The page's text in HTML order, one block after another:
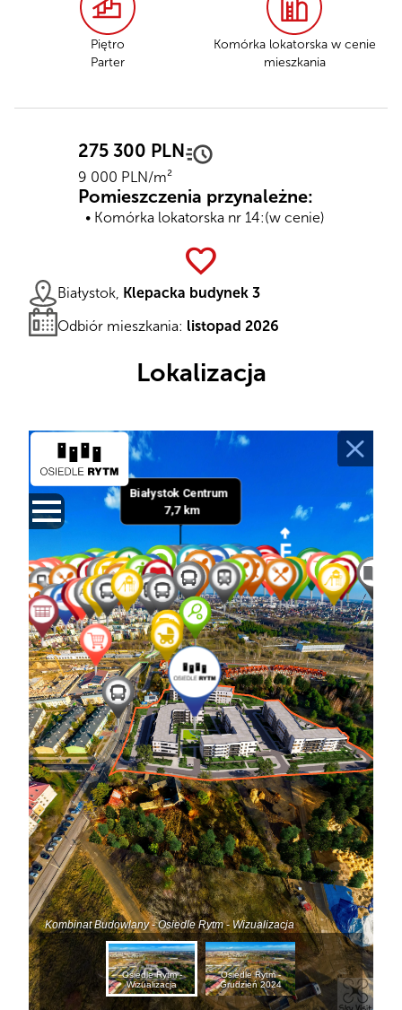
Piętro
Parter
Komórka lokatorska w cenie
mieszkania
275 300 PLN
9 000 PLN/m²
Pomieszczenia przynależne:
Komórka lokatorska nr 14:(w cenie)
favorite
Białystok, Klepacka budynek 3
Odbiór mieszkania: listopad 2026
Lokalizacja